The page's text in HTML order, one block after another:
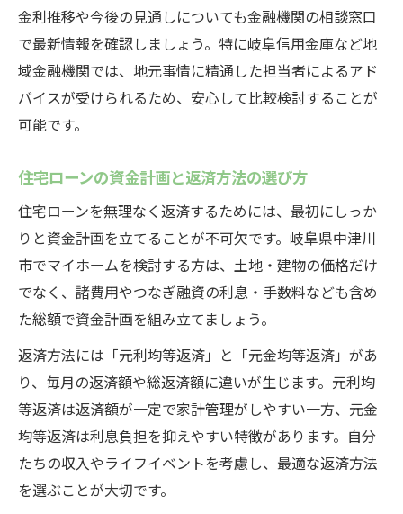
住宅ローン申請時に重視すべき資金計画
住宅ローン手続きの流れと準備ポイント
住宅ローン審査を通すためのアドバイス
住宅ローン申請でよくある疑問と解決策
金利推移や今後の見通しについても金融機関の相談窓口
で最新情報を確認しましょう。特に岐阜信用金庫など地
域金融機関では、地元事情に精通した担当者によるアド
バイスが受けられるため、安心して比較検討することが
可能です。
住宅ローンの資金計画と返済方法の選び方
住宅ローンを無理なく返済するためには、最初にしっか
りと資金計画を立てることが不可欠です。岐阜県中津川
市でマイホームを検討する方は、土地・建物の価格だけ
でなく、諸費用やつなぎ融資の利息・手数料なども含め
た総額で資金計画を組み立てましょう。
返済方法には「元利均等返済」と「元金均等返済」があ
り、毎月の返済額や総返済額に違いが生じます。元利均
等返済は返済額が一定で家計管理がしやすい一方、元金
均等返済は利息負担を抑えやすい特徴があります。自分
たちの収入やライフイベントを考慮し、最適な返済方法
を選ぶことが大切です。